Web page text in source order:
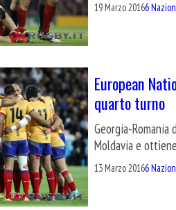
19 Marzo 20166
European
quarto turno
Georgia-
Moldavia e
13 Marzo 20166